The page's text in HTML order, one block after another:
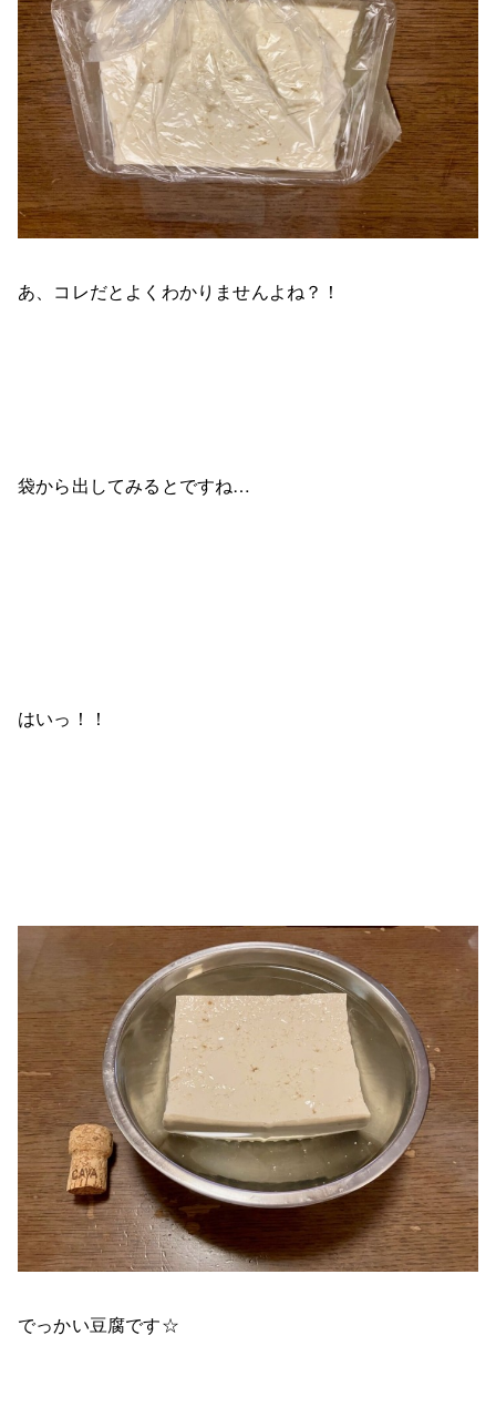
あ、コレだとよくわかりませんよね？！
袋から出してみるとですね…
はいっ！！
でっかい豆腐です☆